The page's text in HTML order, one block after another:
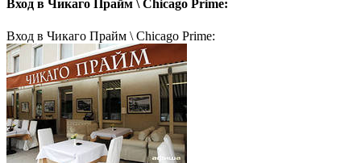
Вход в Чикаго Прайм \ Chicago Prime:
Вход в Чикаго Прайм \ Chicago Prime: